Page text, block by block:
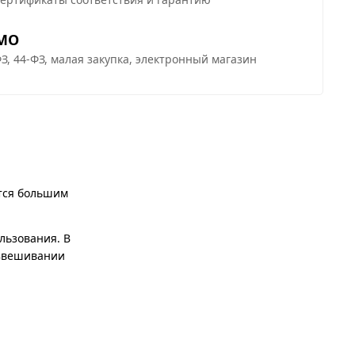
44-ФЗ, малая закупка, электронный магазин
большим
В